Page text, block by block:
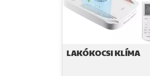
LAKÓKOCSI KLÍMA